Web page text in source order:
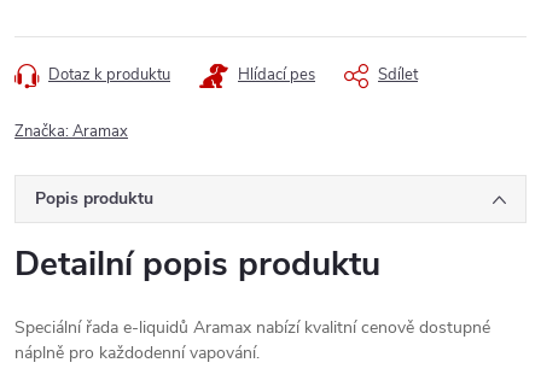
Dotaz k produktu Hlídací pes Sdílet
Značka:Aramax
Popis produktu
Detailní popis produktu
Speciální řada e-liquidů Aramax nabízí kvalitní cenově dostupné
náplně pro každodenní vapování.